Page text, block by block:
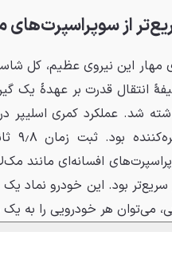
از سوپراسپرت‌های
مهار این نیروی عظیم، کل
شد. عملکرد کمری اسلیپر
سریع‌تر بود. این خودرو
می‌توان هر خودرویی را به